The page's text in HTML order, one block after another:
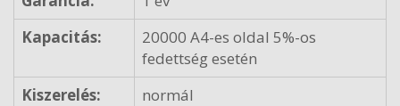
Kapacitás:
20000 A4-es oldal 5%-os
fedettség esetén
Kiszerelés:
normál